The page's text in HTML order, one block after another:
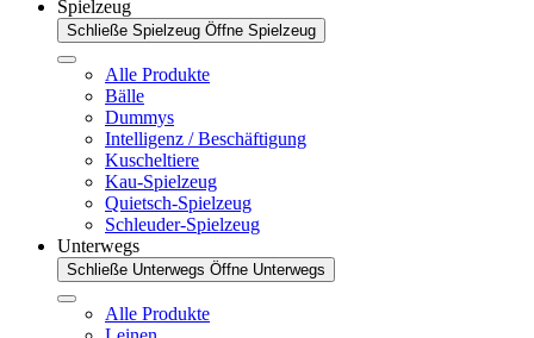
Spielzeug
Schließe Spielzeug Öffne Spielzeug
Alle Produkte
Bälle
Dummys
Intelligenz / Beschäftigung
Kuscheltiere
Kau-Spielzeug
Quietsch-Spielzeug
Schleuder-Spielzeug
Unterwegs
Schließe Unterwegs Öffne Unterwegs
Alle Produkte